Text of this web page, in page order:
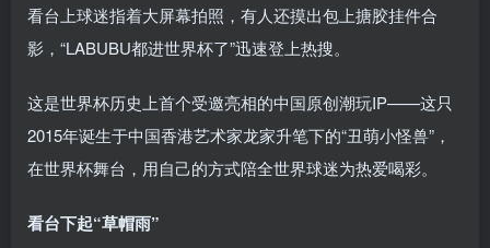
看台上球迷指着大屏幕拍照，有人还摸出包上搪胶挂件合
影，“LABUBU都进世界杯了”迅速登上热搜。
这是世界杯历史上首个受邀亮相的中国原创潮玩IP——这只
2015年诞生于中国香港艺术家龙家升笔下的“丑萌小怪兽”，
在世界杯舞台，用自己的方式陪全世界球迷为热爱喝彩。
看台下起“草帽雨”